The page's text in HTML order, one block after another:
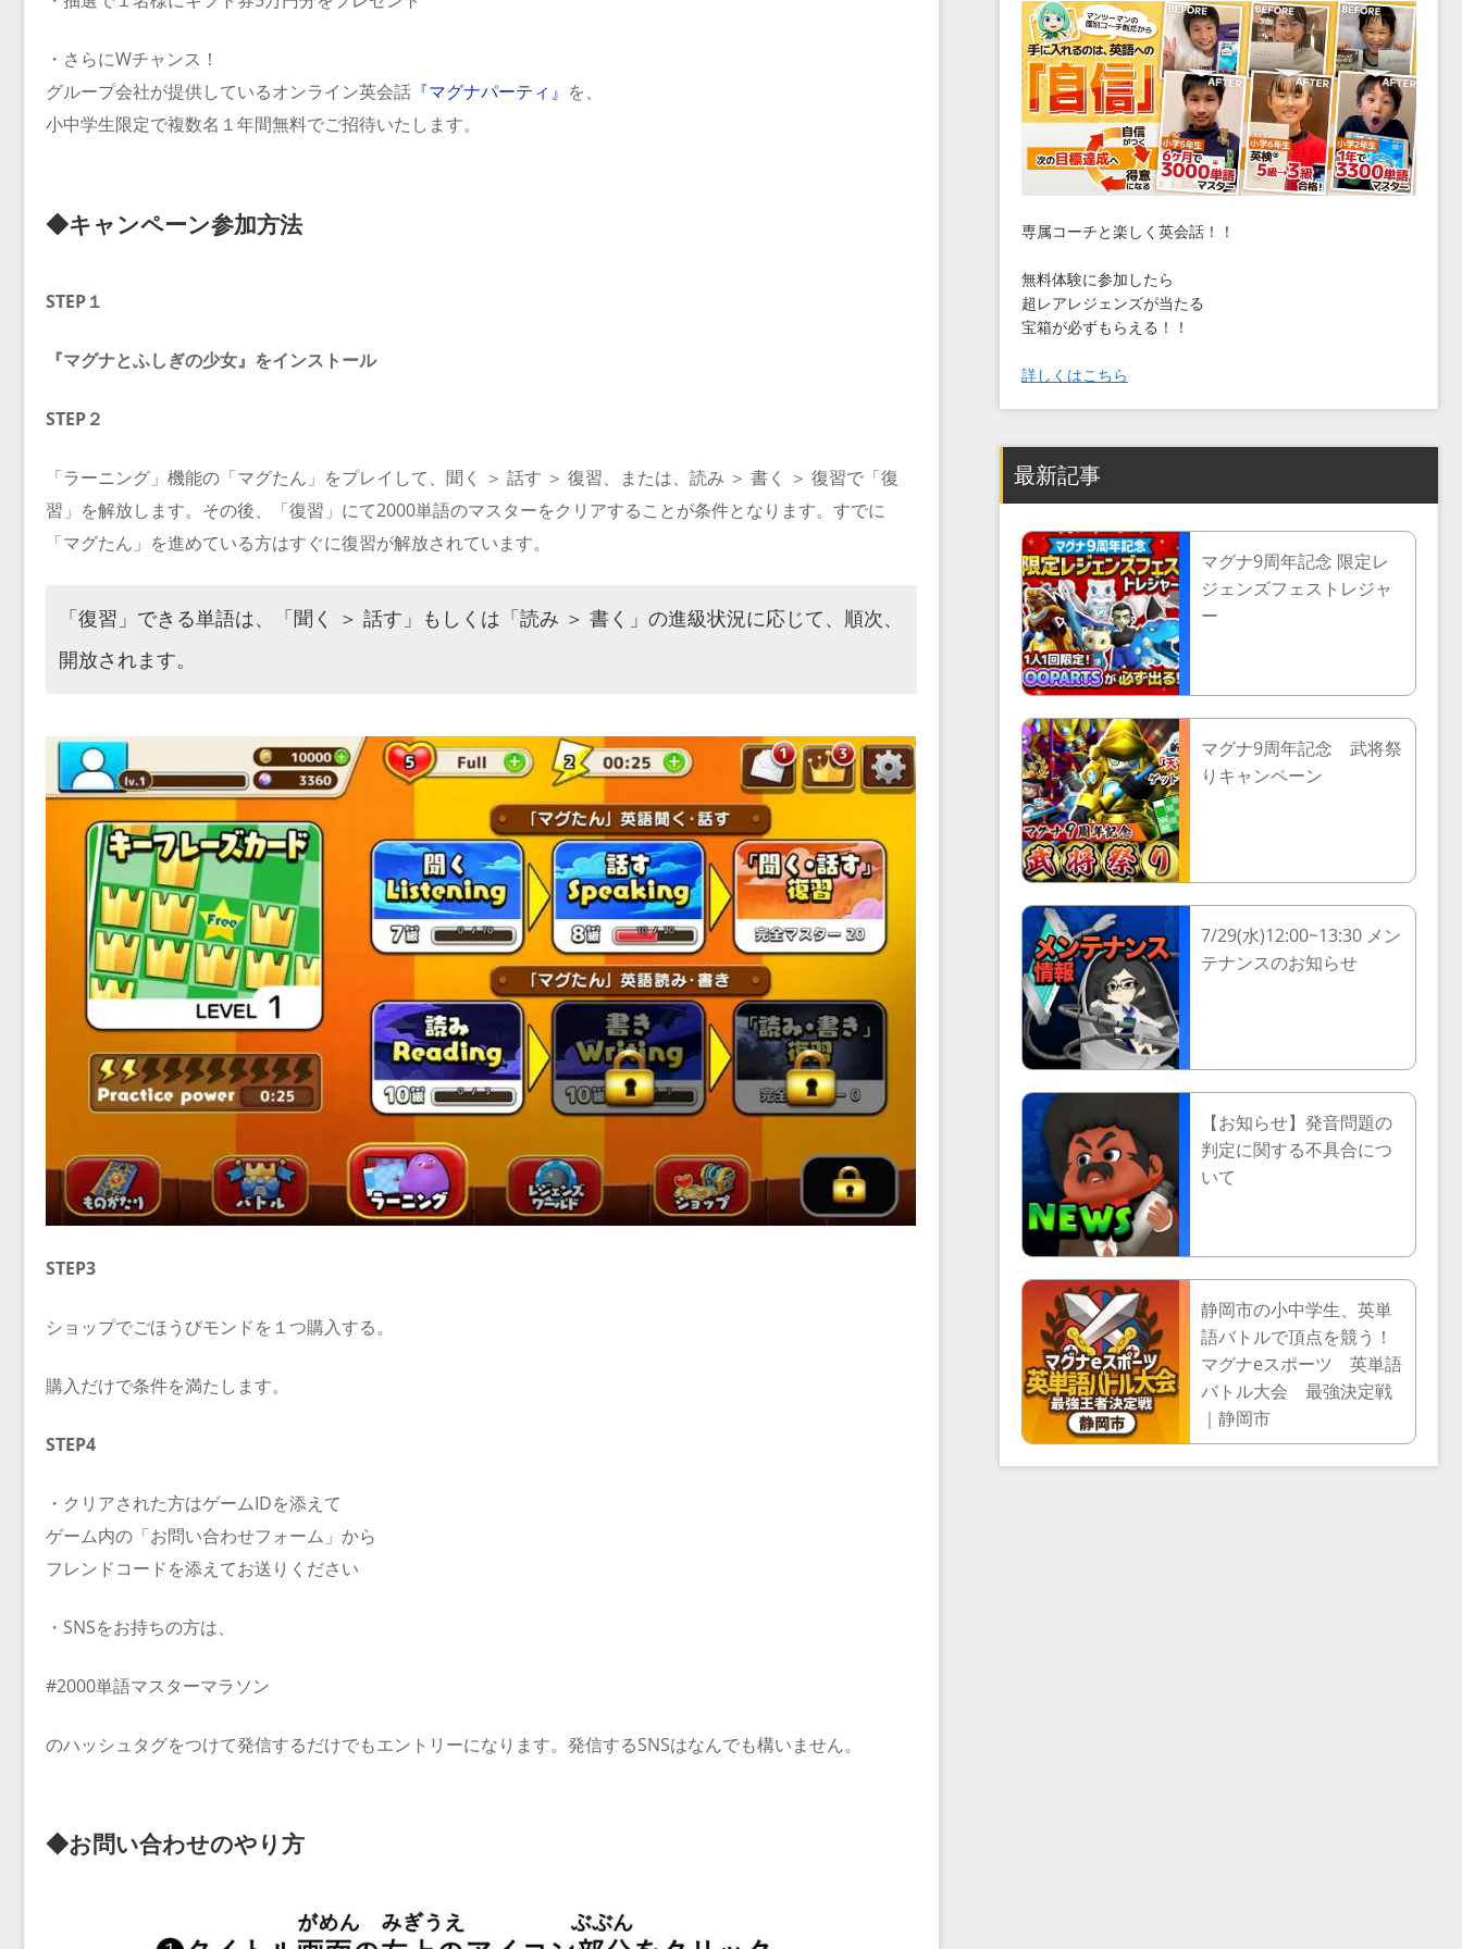
・さらにWチャンス！
グループ会社が提供しているオンライン英会話 『マグナパーティ』 を、
小中学生限定で複数名１年間無料でご招待いたします。
◆キャンペーン参加方法
STEP１
『マグナとふしぎの少女』をインストール
STEP２
「ラーニング」機能の「マグたん」をプレイして、聞く ＞ 話す ＞ 復習、または、読み ＞ 書く ＞ 復習で「復
習」を解放します。その後、「復習」にて2000単語のマスターをクリアすることが条件となります。すでに
「マグたん」を進めている方はすぐに復習が解放されています。
「復習」できる単語は、「聞く ＞ 話す」もしくは「読み ＞ 書く」の進級状況に応じて、順次、
開放されます。
STEP3
ショップでごほうびモンドを１つ購入する。
購入だけで条件を満たします。
STEP4
・クリアされた方はゲームIDを添えて
ゲーム内の「お問い合わせフォーム」から
フレンドコードを添えてお送りください
・SNSをお持ちの方は、
#2000単語マスターマラソン
のハッシュタグをつけて発信するだけでもエントリーになります。発信するSNSはなんでも構いません。
◆お問い合わせのやり方
専属コーチと楽しく英会話！！
無料体験に参加したら
超レアレジェンズが当たる
宝箱が必ずもらえる！！
詳しくはこちら
最新記事
マグナ9周年記念 限定レ
ジェンズフェストレジャ
ー
マグナ9周年記念 武将祭
りキャンペーン
7/29(水)12:00~13:30 メン
テナンスのお知らせ
【お知らせ】発音問題の
判定に関する不具合につ
いて
静岡市の小中学生、英単
語バトルで頂点を競う！
マグナeスポーツ 英単語
バトル大会 最強決定戦
｜静岡市